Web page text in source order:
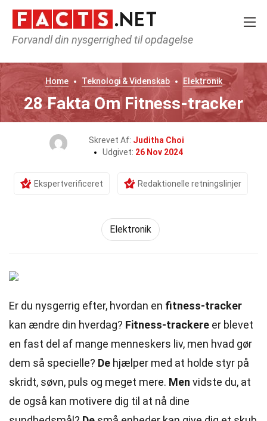
Forvandl din nysgerrighed til opdagelse
Home Teknologi & Videnskab Elektronik
28 Fakta Om Fitness-tracker
Skrevet Af: Juditha Choi
Udgivet: 26 Nov 2024
Ekspertverificeret Redaktionelle retningslinjer
Elektronik
Er du nysgerrig efter, hvordan en fitness-tracker
kan ændre din hverdag? Fitness-trackere er blevet
en fast del af mange menneskers liv, men hvad gør
dem så specielle? De hjælper med at holde styr på
skridt, søvn, puls og meget mere. Men vidste du, at
de også kan motivere dig til at nå dine